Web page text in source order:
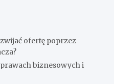
ofertę poprzez
biznesowych i